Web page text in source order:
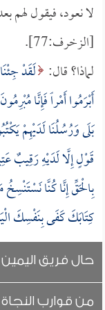
لا نعود، فيقول لهم
[الزخرف:77].
لماذا؟ قال: لَقَدْ
أَبْرَمُوا أَمْراً فَإِنَّا مُبْرِمُونَ
بَلَى وَرُسُلُنَا لَدَيْهِمْ
قَوْلٍ إِلَّا لَدَيْهِ رَقِيبٌ
بِالْحَقِّ إِنَّا كُنَّا
كِتَابَكَ كَفَى بِنَفْسِكَ
حال فريق
من قوارب النجاة